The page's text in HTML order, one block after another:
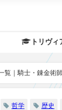
トリヴィ
覧｜騎士・錬金術
哲学 歴史